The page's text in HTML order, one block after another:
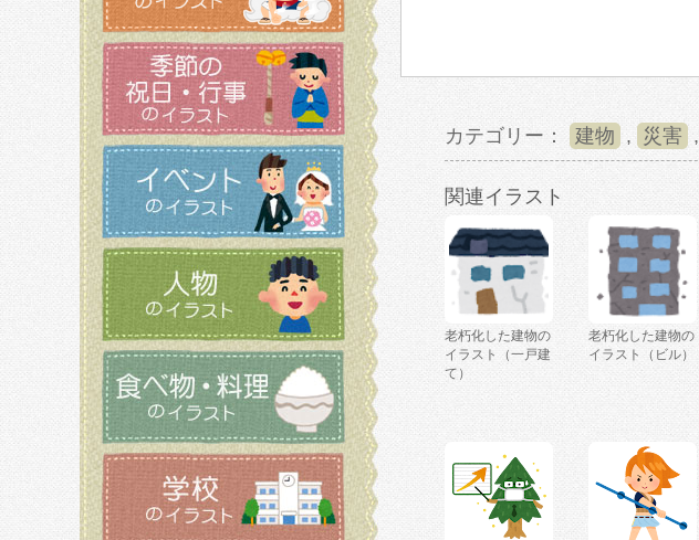
カテゴリー： 建物 , 災害 ,
関連イラスト
老朽化した建物の
イラスト（一戸建
て）
老朽化した建物の
イラスト（ビル）